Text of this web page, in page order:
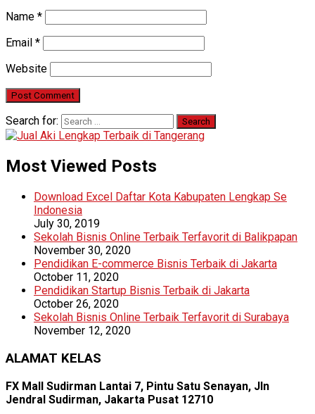
Name *
Email *
Website
Search for:
Most Viewed Posts
Download Excel Daftar Kota Kabupaten Lengkap Se
Indonesia
July 30, 2019
Sekolah Bisnis Online Terbaik Terfavorit di Balikpapan
November 30, 2020
Pendidikan E-commerce Bisnis Terbaik di Jakarta
October 11, 2020
Pendidikan Startup Bisnis Terbaik di Jakarta
October 26, 2020
Sekolah Bisnis Online Terbaik Terfavorit di Surabaya
November 12, 2020
ALAMAT KELAS
FX Mall Sudirman Lantai 7, Pintu Satu Senayan, Jln
Jendral Sudirman, Jakarta Pusat 12710